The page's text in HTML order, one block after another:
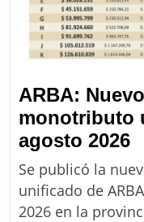
ARBA:
monotributo
agosto 2026
Se publicó la
unificado de
2026 en la